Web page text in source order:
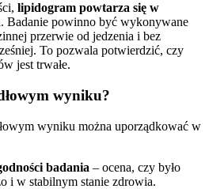
lipidogram powtarza się w
. Badanie powinno być wykonywane
przerwie od jedzenia i bez
To pozwala potwierdzić, czy
jest trwałe.
wyniku?
wyniku można uporządkować w
badania – ocena, czy było
i w stabilnym stanie zdrowia.